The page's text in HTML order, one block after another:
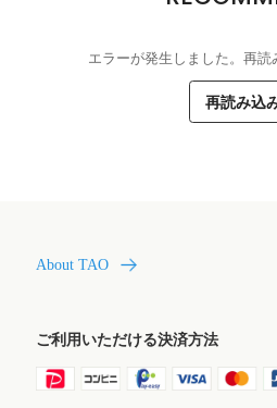
エラーが発生しました。再
再読み込
About TAO
ご利用いただける決済方法